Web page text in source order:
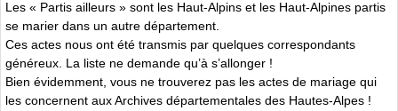
Les « Partis ailleurs » sont les Haut-Alpins et les Haut-Alpines partis
se marier dans un autre département.
Ces actes nous ont été transmis par quelques correspondants
généreux. La liste ne demande qu’à s’allonger !
Bien évidemment, vous ne trouverez pas les actes de mariage qui
les concernent aux Archives départementales des Hautes-Alpes !